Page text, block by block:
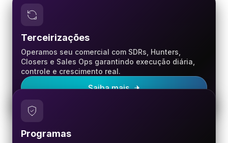
Terceirizações
Operamos seu comercial com SDRs, Hunters,
Closers e Sales Ops garantindo execução diária,
controle e crescimento real.
Saiba mais
Programas